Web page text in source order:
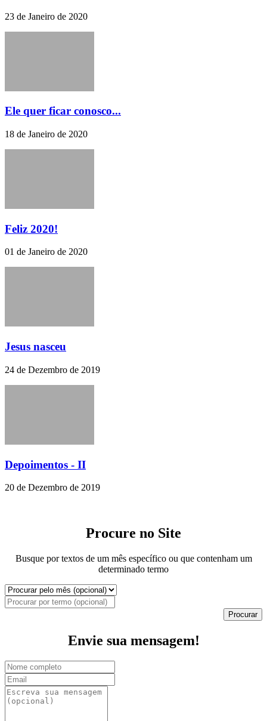
23 de Janeiro de 2020
Ele quer ficar conosco...
18 de Janeiro de 2020
Feliz 2020!
01 de Janeiro de 2020
Jesus nasceu
24 de Dezembro de 2019
Depoimentos - II
20 de Dezembro de 2019
Procure no Site
Busque por textos de um mês específico ou que contenham um
determinado termo
Procurar
Envie sua mensagem!